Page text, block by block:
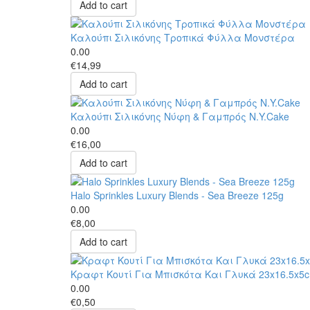
Add to cart
Καλούπι Σιλικόνης Τροπικά Φύλλα Μονστέρα
0.00
€14,99
Add to cart
Καλούπι Σιλικόνης Νύφη & Γαμπρός N.Y.Cake
0.00
€16,00
Add to cart
Halo Sprinkles Luxury Blends - Sea Breeze 125g
0.00
€8,00
Add to cart
Κραφτ Κουτί Για Μπισκότα Και Γλυκά
0.00
€0,50